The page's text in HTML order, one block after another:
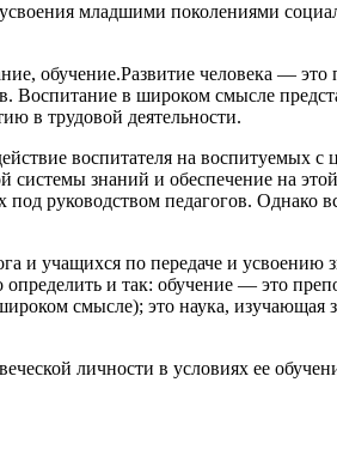
младшими поколениями
обучение.Развитие человека —
в широком смысле
в трудовой деятельности.
воспитателя на
знаний и обеспечение на
руководством педагогов. Однако
и учащихся по передаче и усвоению
и так: обучение — это
смысле); это наука, изучающая
личности в условиях ее